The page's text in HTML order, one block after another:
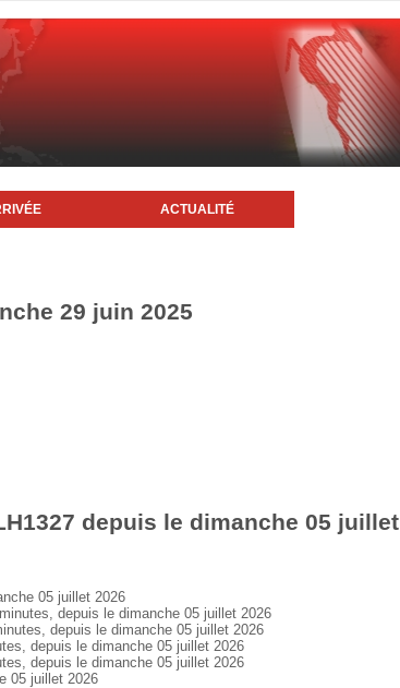
ACTUALITÉ
29 juin 2025
depuis le dimanche 05 juillet
05 juillet 2026
depuis le dimanche 05 juillet 2026
depuis le dimanche 05 juillet 2026
depuis le dimanche 05 juillet 2026
depuis le dimanche 05 juillet 2026
05 juillet 2026